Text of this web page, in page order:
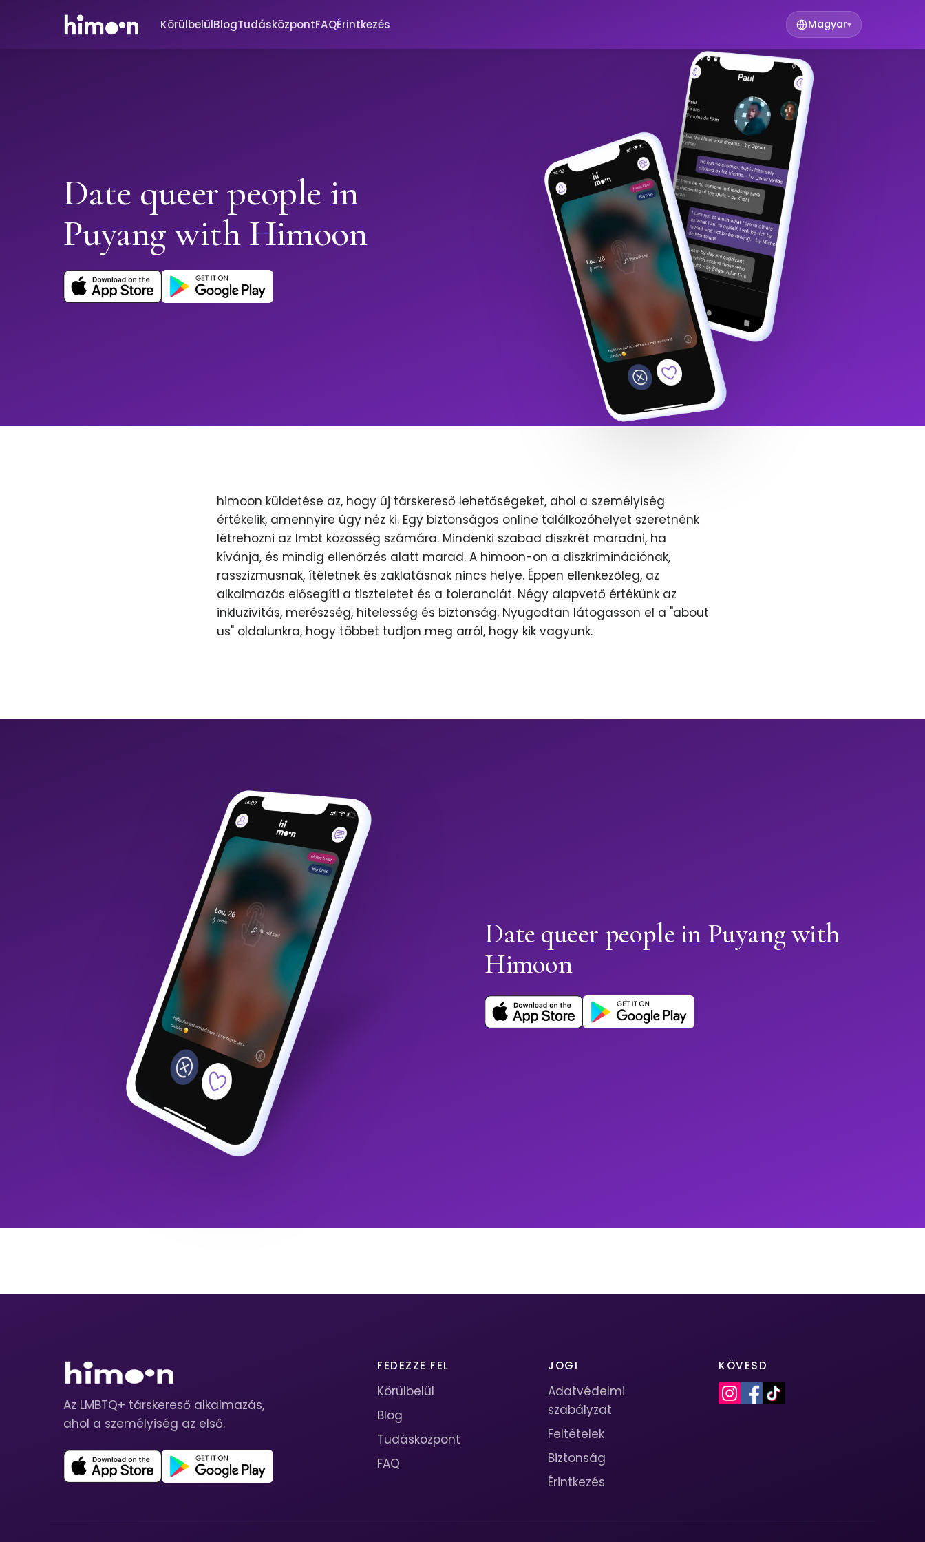
KörülbelülBlogTudásközpontFAQÉrintkezés Magyar▾
Date queer people in
Puyang with Himoon
himoon küldetése az, hogy új társkereső lehetőségeket, ahol a személyiség
értékelik, amennyire úgy néz ki. Egy biztonságos online találkozóhelyet szeretnénk
létrehozni az lmbt közösség számára. Mindenki szabad diszkrét maradni, ha
kívánja, és mindig ellenőrzés alatt marad. A himoon-on a diszkriminációnak,
rasszizmusnak, ítéletnek és zaklatásnak nincs helye. Éppen ellenkezőleg, az
alkalmazás elősegíti a tiszteletet és a toleranciát. Négy alapvető értékünk az
inkluzivitás, merészség, hitelesség és biztonság. Nyugodtan látogasson el a "about
us" oldalunkra, hogy többet tudjon meg arról, hogy kik vagyunk.
Date queer people in Puyang with
Himoon
Az LMBTQ+ társkereső alkalmazás,
ahol a személyiség az első.
FEDEZZE FEL
Körülbelül
Blog
Tudásközpont
FAQ
JOGI
Adatvédelmi
szabályzat
Feltételek
Biztonság
Érintkezés
KÖVESD